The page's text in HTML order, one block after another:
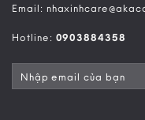
Email:
Hotline: 0903884358